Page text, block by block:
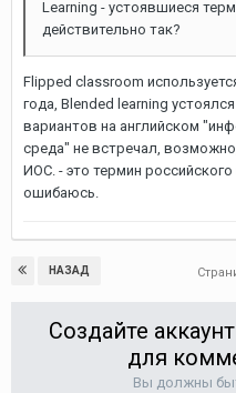
Learning - устоявшиеся
действительно так?
Flipped classroom
года, Blended learning
вариантов на английском
среда" не встречал,
ИОС. - это термин
ошибаюсь.
НАЗАД
Создайте
для
Вы должны